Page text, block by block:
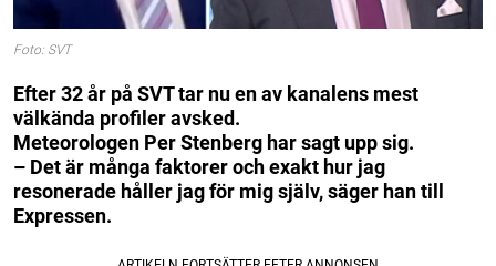
Foto: SVT
Efter 32 år på SVT tar nu en av kanalens mest
välkända profiler avsked.
Meteorologen Per Stenberg har sagt upp sig.
– Det är många faktorer och exakt hur jag
resonerade håller jag för mig själv, säger han till
Expressen.